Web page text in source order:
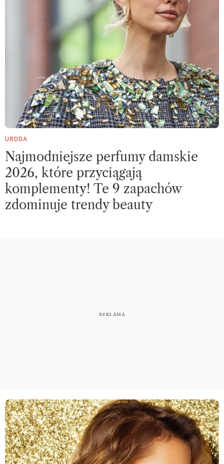
URODA
Najmodniejsze perfumy damskie
2026, które przyciągają
komplementy! Te 9 zapachów
zdominuje trendy beauty